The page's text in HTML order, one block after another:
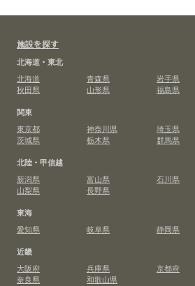
施設を探す
北海道・東北
北海道
青森県 岩手県
秋田県
山形県
福島県
関東
東京都
神奈川県 埼玉県
茨城県
栃木県
群馬県
北陸・甲信越
新潟県
富山県 石川県
山梨県
長野県
東海
愛知県
岐阜県 静岡県
近畿
大阪府
兵庫県 京都府
奈良県
和歌山県